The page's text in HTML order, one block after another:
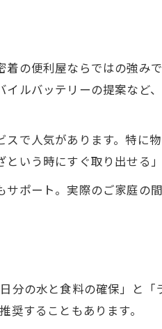
井の生活習慣に合わせた備蓄
族構成に合う便利屋の備蓄提
利屋の知識で家族を守る防災
時も頼れる便利屋の支援体制
の便利屋ならではの強み
ルバッテリーの提案など
で人気があります。特に
いう時にすぐ取り出せる」
ポート。実際のご家庭の
分の水と食料の確保」と
奨することもあります。
ご相談フォームはこちら
ご相談フォームはこちら